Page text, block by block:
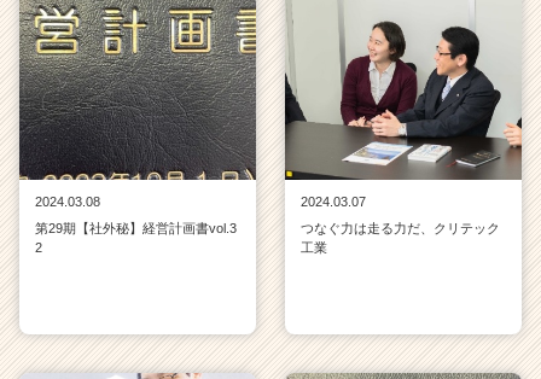
r
e
e
r）
2024.03.08
第29期【社外秘】経営計画書vol.3
2
2024.03.07
つなぐ力は走る力だ、クリテック
工業